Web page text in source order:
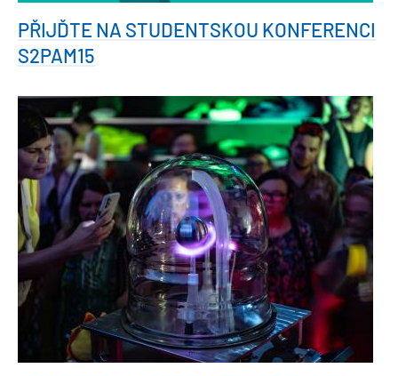
PŘIJĎTE NA STUDENTSKOU KONFERENCI
S2PAM15